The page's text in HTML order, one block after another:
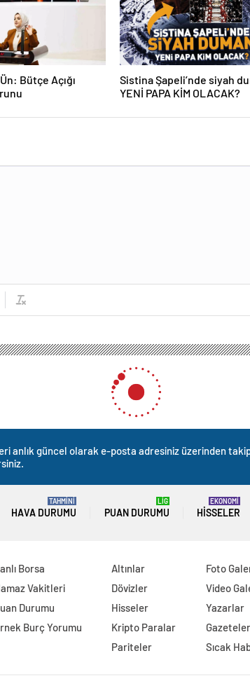
Bütçe Açığı
Sistina Şapeli’nde siyah
YENİ PAPA KİM OLACAK?
anlık güncel olarak e-posta adresiniz üzerinden
HAVA DURUMU
TAHMİNİ
PUAN DURUMU
LİG
HISSELER
EKONOMİ
Borsa
Vakitleri
Durumu
Burç Yorumu
Altınlar
Dövizler
Hisseler
Kripto Paralar
Pariteler
Foto
Video
Yazarlar
Gazeteler
Sıcak